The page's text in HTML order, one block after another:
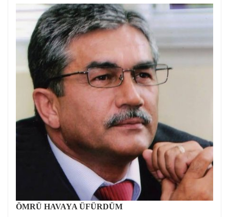
ÖMRÜ HAVAYA ÜFÜRDÜM